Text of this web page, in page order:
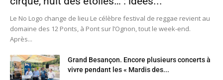
Le No Logo change de lieu Le célèbre festival de reggae revient au
domaine des 12 Ponts, à Pont sur l’Ognon, tout le week-end.
Après...
Grand Besançon. Encore plusieurs concerts à
vivre pendant les « Mardis des...